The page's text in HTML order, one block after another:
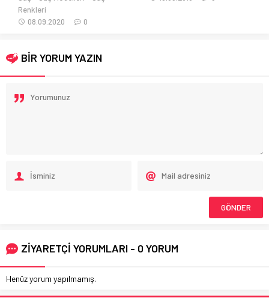
BİR YORUM YAZIN
ZİYARETÇİ YORUMLARI - 0 YORUM
Henüz yorum yapılmamış.